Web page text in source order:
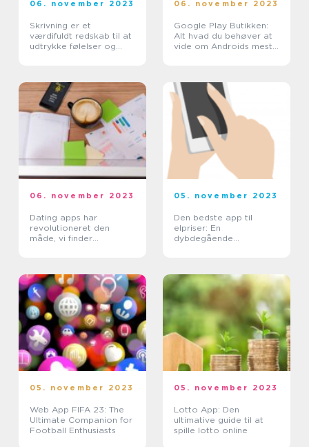
06. november 2023
Skrivning er et
værdifuldt redskab til at
udtrykke følelser og
06. november 2023
Google Play Butikken:
Alt hvad du behøver at
vide om Androids mest
06. november 2023
Dating apps har
revolutioneret den
måde, vi finder
05. november 2023
Den bedste app til
elpriser: En
dybdegående
05. november 2023
Web App FIFA 23: The
Ultimate Companion for
Football Enthusiasts
05. november 2023
Lotto App: Den
ultimative guide til at
spille lotto online